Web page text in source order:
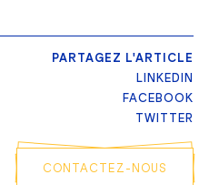
PARTAGEZ L'ARTICLE
LINKEDIN
FACEBOOK
TWITTER
CONTACTEZ-NOUS